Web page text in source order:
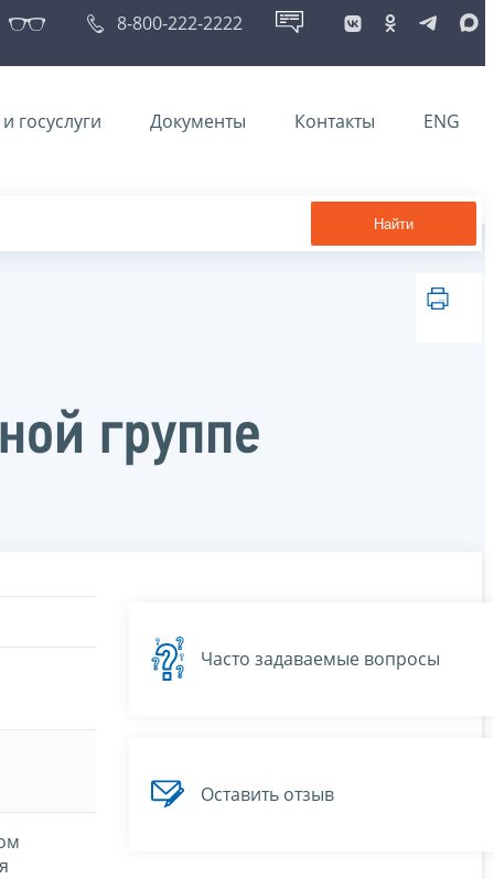
8-800-222-2222
госуслуги Документы Контакты ENG
Найти
группе
Часто задаваемые вопросы
Оставить отзыв